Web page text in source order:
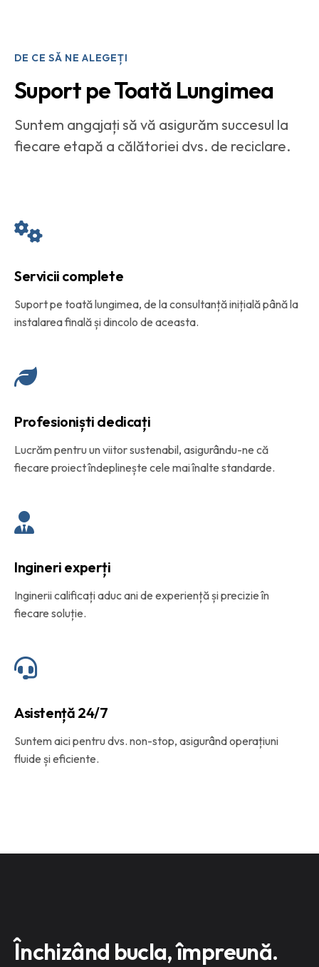
DE CE SĂ NE ALEGEȚI
Suport pe Toată Lungimea
Suntem angajați să vă asigurăm succesul la
fiecare etapă a călătoriei dvs. de reciclare.
Servicii complete
Suport pe toată lungimea, de la consultanță inițială până la
instalarea finală și dincolo de aceasta.
Profesioniști dedicați
Lucrăm pentru un viitor sustenabil, asigurându-ne că
fiecare proiect îndeplinește cele mai înalte standarde.
Ingineri experți
Inginerii calificați aduc ani de experiență și precizie în
fiecare soluție.
Asistență 24/7
Suntem aici pentru dvs. non-stop, asigurând operațiuni
fluide și eficiente.
Închizând bucla, împreună.